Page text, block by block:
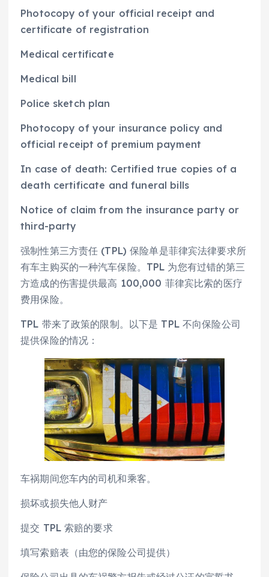
Photocopy of your official receipt and
certificate of registration
Medical certificate
Medical bill
Police sketch plan
Photocopy of your insurance policy and
official receipt of premium payment
In case of death: Certified true copies of a
death certificate and funeral bills
Notice of claim from the insurance party or
third-party
强制性第三方责任 (TPL) 保险单是菲律宾法律要求所
有车主购买的一种汽车保险。TPL 为您有过错的第三
方造成的伤害提供最高 100,000 菲律宾比索的医疗
费用保险。
TPL 带来了政策的限制。以下是 TPL 不向保险公司
提供保险的情况：
车祸期间您车内的司机和乘客。
损坏或损失他人财产
提交 TPL 索赔的要求
填写索赔表（由您的保险公司提供）